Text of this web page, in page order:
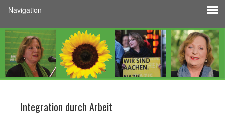
Integration durch Arbeit